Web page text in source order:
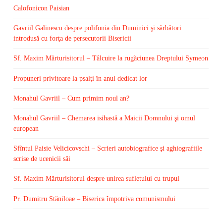
Calofonicon Paisian
Gavriil Galinescu despre polifonia din Duminici şi sărbători
introdusă cu forţa de persecutorii Bisericii
Sf. Maxim Mărturisitorul – Tâlcuire la rugăciunea Dreptului Symeon
Propuneri privitoare la psalţi în anul dedicat lor
Monahul Gavriil – Cum primim noul an?
Monahul Gavriil – Chemarea isihastă a Maicii Domnului şi omul
european
Sfîntul Paisie Velicicovschi – Scrieri autobiografice şi aghiografiile
scrise de ucenicii săi
Sf. Maxim Mărturisitorul despre unirea sufletului cu trupul
Pr. Dumitru Stăniloae – Biserica împotriva comunismului